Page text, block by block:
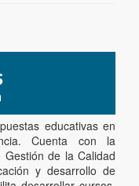
educativas en
Cuenta con la
de la Calidad
y desarrollo de